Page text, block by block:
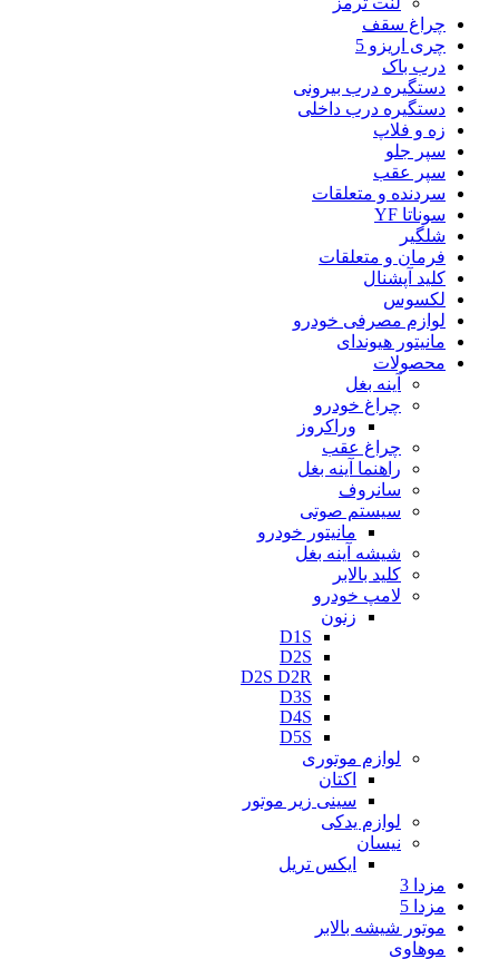
چراغ سقف
چری اریزو 5
درب باک
دستگیره درب بیرونی
دستگیره درب داخلی
زه و فلاپ
سپر جلو
سپر عقب
سردنده و متعلقات
سوناتا YF
شلگیر
فرمان و متعلقات
کلید آپشنال
لکسوس
لوازم مصرفی خودرو
مانیتور هیوندای
محصولات
آینه بغل
چراغ خودرو
وراکروز
چراغ عقب
راهنما آینه بغل
سانروف
سیستم صوتی
مانیتور خودرو
شیشه آینه بغل
کلید بالابر
لامپ خودرو
زنون
D1S
D2S
D2S D2R
D3S
D4S
D5S
لوازم موتوری
اکتان
سینی زیر موتور
لوازم یدکی
نیسان
ایکس تریل
مزدا 3
مزدا 5
موتور شیشه بالابر
موهاوی